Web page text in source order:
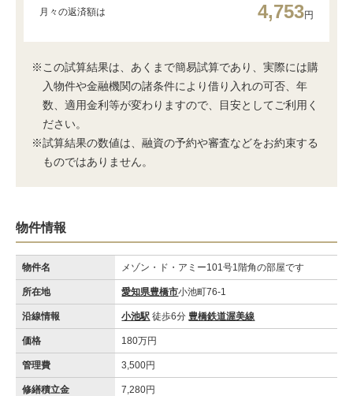
月々の返済額は 4,753円
※この試算結果は、あくまで簡易試算であり、実際には購
入物件や金融機関の諸条件により借り入れの可否、年
数、適用金利等が変わりますので、目安としてご利用く
ださい。
※試算結果の数値は、融資の予約や審査などをお約束する
ものではありません。
物件情報
物件名 メゾン・ド・アミー101号1階角の部屋です
所在地 愛知県豊橋市小池町76-1
沿線情報 小池駅 徒歩6分豊橋鉄道渥美線
価格 180万円
管理費 3,500円
修繕積立金 7,280円